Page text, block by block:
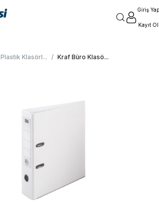
Giriş Yap
Kayıt Ol
Plastik Klasörl... / Kraf Büro Klasö...